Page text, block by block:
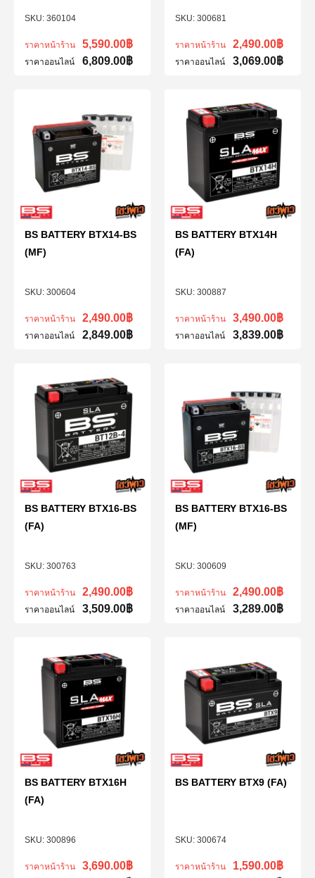
360104
ราคาหน้าร้าน 5,590.00฿
ราคาออนไลน์ 6,809.00฿
300681
ราคาหน้าร้าน 2,490.00฿
ราคาออนไลน์ 3,069.00฿
300604
BS BATTERY BTX14-BS
(MF)
ราคาหน้าร้าน 2,490.00฿
ราคาออนไลน์ 2,849.00฿
300887
BS BATTERY BTX14H
(FA)
ราคาหน้าร้าน 3,490.00฿
ราคาออนไลน์ 3,839.00฿
300763
BS BATTERY BTX16-BS
(FA)
ราคาหน้าร้าน 2,490.00฿
ราคาออนไลน์ 3,509.00฿
300609
BS BATTERY BTX16-BS
(MF)
ราคาหน้าร้าน 2,490.00฿
ราคาออนไลน์ 3,289.00฿
300896
BS BATTERY BTX16H
(FA)
ราคาหน้าร้าน 3,690.00฿
300674
BS BATTERY BTX9 (FA)
ราคาหน้าร้าน 1,590.00฿